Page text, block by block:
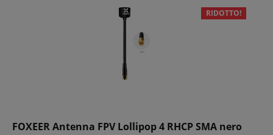
RIDOTTO!
FOXEER Antenna FPV Lollipop 4 RHCP SMA nero